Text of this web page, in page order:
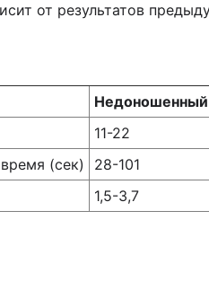
от результатов
Недоношенный
11-22
(сек)
28-101
1,5-3,7